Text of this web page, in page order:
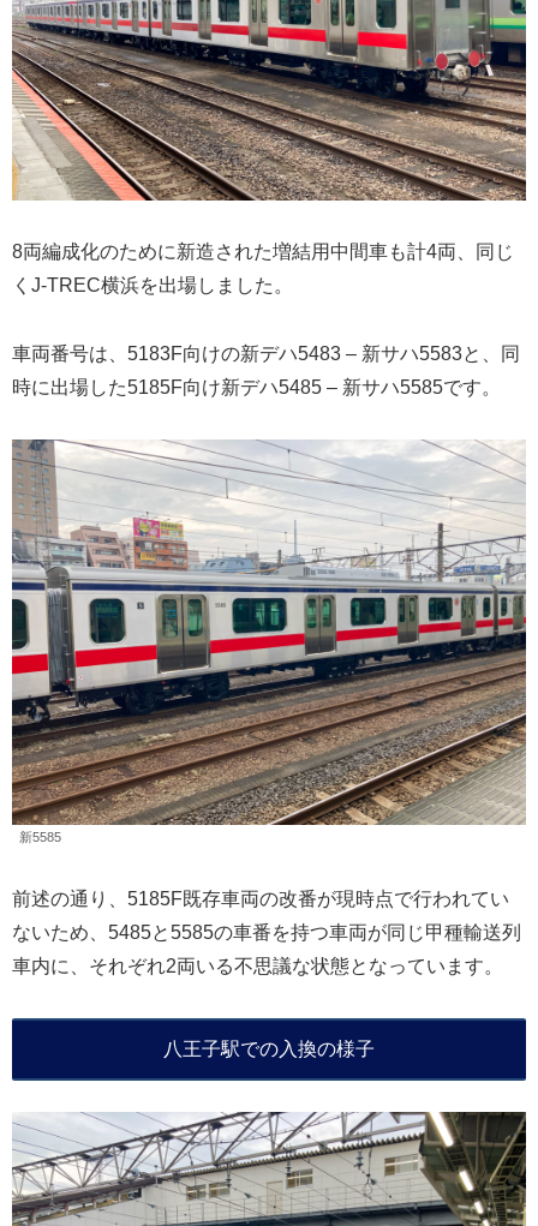
8両編成化のために新造された増結用中間車も計4両、同じ
くJ-TREC横浜を出場しました。
車両番号は、5183F向けの新デハ5483 – 新サハ5583と、同
時に出場した5185F向け新デハ5485 – 新サハ5585です。
新5585
前述の通り、5185F既存車両の改番が現時点で行われてい
ないため、5485と5585の車番を持つ車両が同じ甲種輸送列
車内に、それぞれ2両いる不思議な状態となっています。
八王子駅での入換の様子